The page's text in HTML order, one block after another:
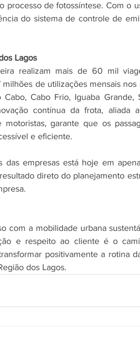
processo de fotossíntese. Com o
do sistema de controle de
Lagos
realizam mais de 60 mil
de utilizações mensais
Cabo Frio, Iguaba Grande,
contínua da frota, aliada
garante que os
e eficiente.
empresas está hoje em
direto do planejamento
com a mobilidade urbana
e respeito ao cliente é o
positivamente a rotina
dos Lagos.